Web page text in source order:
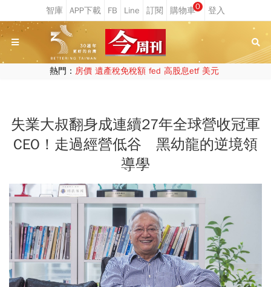
0
熱門： 房價 遺產稅免稅額 fed 高股息etf 美元
失業大叔翻身成連續27年全球營收冠軍
CEO！走過經營低谷 黑幼龍的逆境領
導學